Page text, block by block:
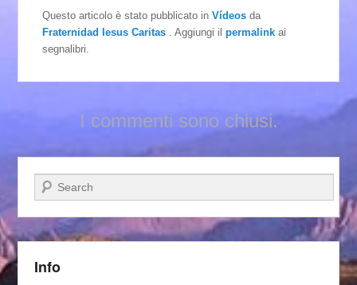
Questo articolo è stato pubblicato inVídeos da
Fraternidad Iesus Caritas
. Aggiungi ilpermalink ai
segnalibri.
I commenti sono chiusi.
Cerca
Info